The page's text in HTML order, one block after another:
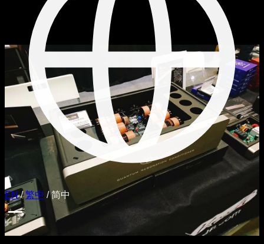
EN / 繁中 / 简中